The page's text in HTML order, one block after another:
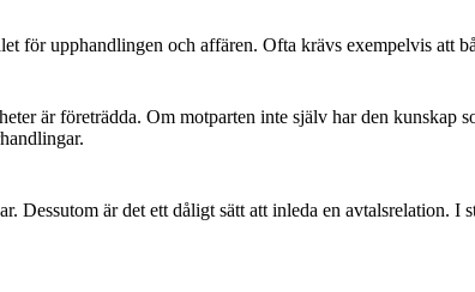
för upphandlingen och affären. Ofta krävs exempelvis att
är företrädda. Om motparten inte själv har den kunskap
är det ett dåligt sätt att inleda en avtalsrelation. I